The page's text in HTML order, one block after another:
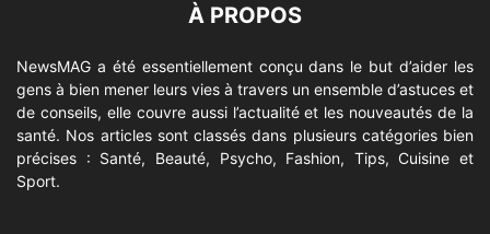
À PROPOS
NewsMAG a été essentiellement conçu dans le but d’aider les
gens à bien mener leurs vies à travers un ensemble d’astuces et
de conseils, elle couvre aussi l’actualité et les nouveautés de la
santé. Nos articles sont classés dans plusieurs catégories bien
précises : Santé, Beauté, Psycho, Fashion, Tips, Cuisine et
Sport.